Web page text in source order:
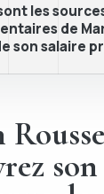
les
de
son salaire